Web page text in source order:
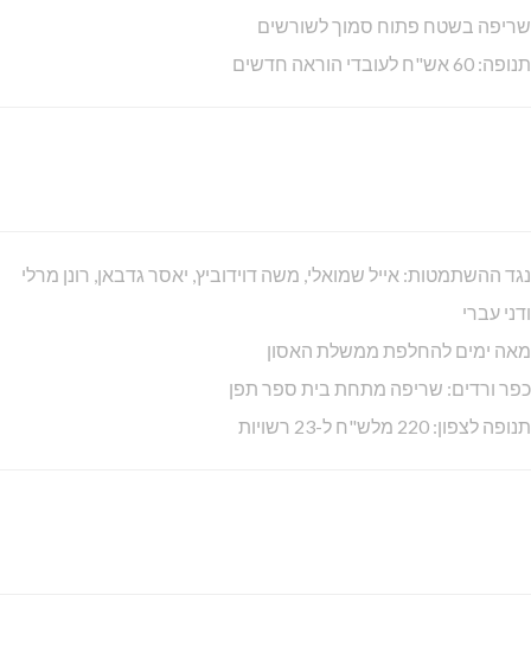
שריפה בשטח פתוח סמוך לשורשים
תנופה: 60 אש"ח לעובדי הוראה חדשים
נגד ההשתמטות: אייל שמואלי, משה דוידוביץ, יאסר גדבאן, רונן מרלי
ודני עברי
מאה ימים להחלפת ממשלת האסון
כפר ורדים: שריפה מתחת בית ספר תפן
תנופה לצפון: 220 מלש"ח ל-23 רשויות